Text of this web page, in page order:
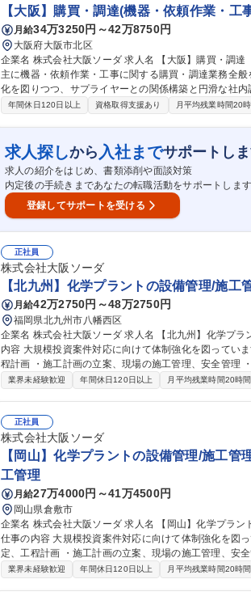
【大阪】購買・調達(機器・依頼作業・
月給34万3250円～42万8750円
大阪府大阪市北区
企業名 株式会社大阪ソーダ 求人名 【大阪】購買・調達（機器・依頼作業・工事など）/出張ほぼなし 仕事の内容
主に機器・依頼作業・工事に関する購買・調達業務全
化を図りつつ、サプライヤーとの関係構築と円滑な社内調整を行います。 仕入先の
め、見積取得とコスト分析、発注・納期管理、新規調
事など）/出張ほぼなし
年間休日120日以上 資格取得支援あり 月平均残業時間20
求人探しから 入社までサポートしま
求人の紹介をはじめ、書類添削や面談対策
内定後の手続きまであなたの転職活動をサポートします
登録してサポートを受ける
正社員
株式会社大阪ソーダ
【北九州】化学プラントの設備管理/施
月給42万2750円～48万2750円
福岡県北九州市八幡西区
企業名 株式会社大阪ソーダ 求人名 【北九州】化学プラントの設備管理／施工管理主担当／プライム上場 仕事の
内容 大規模投資案件対応に向けて体制強化を図ってい
程計画 ・施工計画の立案、現場の施工管理、安全管理 ・協力会社への依頼
事など機械工事の見積仕様書作成、工事工程計画、見
業界未経験歓迎 年間休日120日以上 月平均残業時間20時
正社員
株式会社大阪ソーダ
【岡山】化学プラントの設備管理/施工
工管理
月給27万4000円～41万4500円
岡山県倉敷市
企業名 株式会社大阪ソーダ 求人名 【岡山】化学プラントの設備管理／施工管理補助、設計担当／プライム上場
仕事の内容 大規模投資案件対応に向けて体制強化を図
定、工程計画 ・施工計画の立案、現場の施工管理、安全管理 ・協力
塗装工事など機械工事の見積仕様書作成、工事工程計
業界未経験歓迎 年間休日120日以上 月平均残業時間20時